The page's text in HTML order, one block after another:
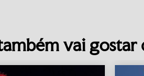
vai gostar